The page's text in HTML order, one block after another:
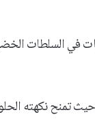
السلطات
نكهته